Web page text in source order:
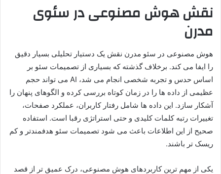
نقش هوش مصنوعی در سئوی
مدرن
هوش مصنوعی در سئو مدرن نقش یک دستیار تحلیلی بسیار دقیق
را ایفا می کند. برخلاف گذشته که بسیاری از تصمیمات سئو بر
اساس حدس و تجربه شخصی انجام می شد، AI می تواند حجم
عظیمی از داده ها را در زمان کوتاه بررسی کرده و الگوهای پنهان را
آشکار سازد. این داده ها شامل رفتار کاربران، عملکرد صفحات،
تغییرات رتبه کلمات کلیدی و حتی استراتژی رقبا است. استفاده
صحیح از این اطلاعات باعث می شود تصمیمات سئو هدفمندتر و کم
ریسک تر باشند.
یکی از مهم ترین کاربردهای هوش مصنوعی، درک عمیق تر از قصد